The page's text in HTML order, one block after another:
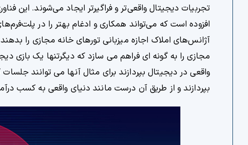
تجربیات دیجیتال واقعی‌تر و فراگیرتر ایجاد می‌شوند. این
افزوده است که می‌تواند همکاری و ادغام بهتر را در
آژانس‌های املاک اجازه میزبانی تورهای خانه مجازی را
مجازی را به گونه ای فراهم می سازد که دیگرتنها یک بازی
واقعی در دیجیتال بپردازند برای مثال آنها می توانند
بپردازند و از طریق آن درست مانند دنیای واقعی به کسب